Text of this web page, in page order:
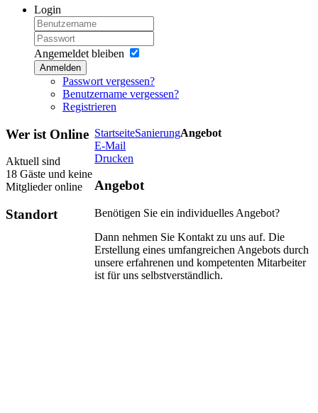
Login
Angemeldet bleiben
Anmelden
Passwort vergessen?
Benutzername vergessen?
Registrieren
StartseiteSanierungAngebot
E-Mail
Drucken
Angebot
Benötigen Sie ein individuelles Angebot?
Dann nehmen Sie Kontakt zu uns auf. Die
Erstellung eines umfangreichen Angebots durch
unsere erfahrenen und kompetenten Mitarbeiter
ist für uns selbstverständlich.
Wer ist Online
Aktuell sind
18 Gäste und keine
Mitglieder online
Standort